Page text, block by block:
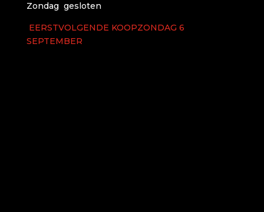
Zondag gesloten
EERSTVOLGENDE KOOPZONDAG 6
SEPTEMBER